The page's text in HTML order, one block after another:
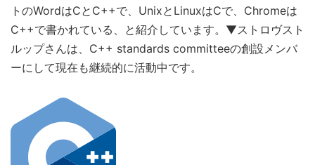
トのWordはCとC++で、UnixとLinuxはCで、Chromeは
C++で書かれている、と紹介しています。▼ストロヴスト
ルップさんは、C++ standards committeeの創設メンバ
ーにして現在も継続的に活動中です。